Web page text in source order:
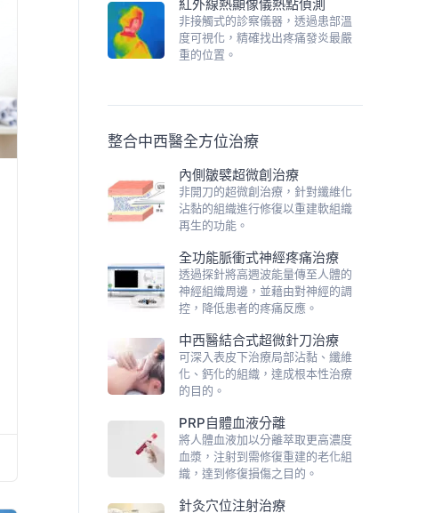
紅外線熱顯像儀熱點偵測
非接觸式的診察儀器，透過患部溫
度可視化，精確找出疼痛發炎最嚴
重的位置。
整合中西醫全方位治療
內側皺襞超微創治療
非開刀的超微創治療，針對纖維化
沾黏的組織進行修復以重建軟組織
再生的功能。
全功能脈衝式神經疼痛治療
透過探針將高週波能量傳至人體的
神經組織周邊，並藉由對神經的調
控，降低患者的疼痛反應。
中西醫結合式超微針刀治療
可深入表皮下治療局部沾黏、纖維
化、鈣化的組織，達成根本性治療
的目的。
PRP自體血液分離
將人體血液加以分離萃取更高濃度
血漿，注射到需修復重建的老化組
織，達到修復損傷之目的。
針灸穴位注射治療